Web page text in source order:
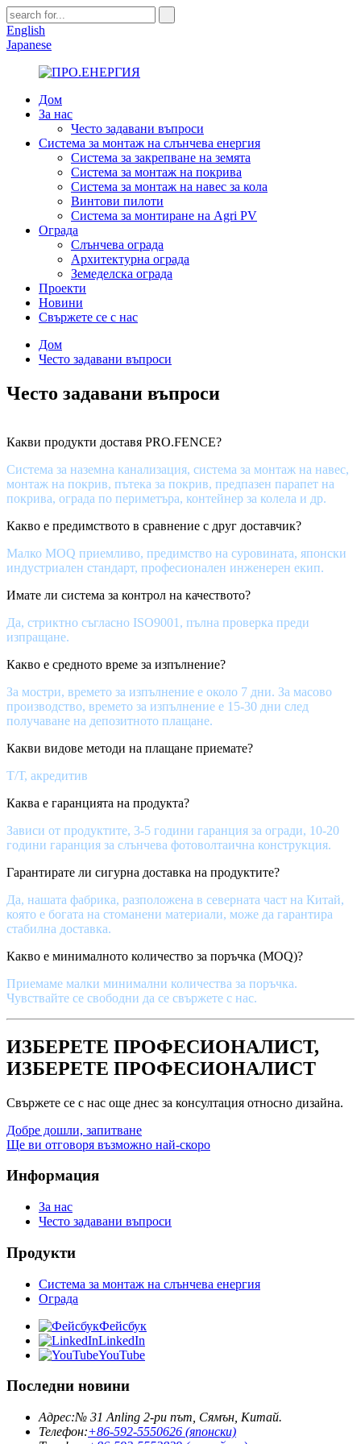
English
Japanese
Дом
За нас
Често задавани въпроси
Система за монтаж на слънчева енергия
Система за закрепване на земята
Система за монтаж на покрива
Система за монтаж на навес за кола
Винтови пилоти
Система за монтиране на Agri PV
Ограда
Слънчева ограда
Архитектурна ограда
Земеделска ограда
Проекти
Новини
Свържете се с нас
Дом
Често задавани въпроси
Често задавани въпроси
Какви продукти доставя PRO.FENCE?
Система за наземна канализация, система за монтаж на навес,
монтаж на покрив, пътека за покрив, предпазен парапет на
покрива, ограда по периметъра, контейнер за колела и др.
Какво е предимството в сравнение с друг доставчик?
Малко MOQ приемливо, предимство на суровината, японски
индустриален стандарт, професионален инженерен екип.
Имате ли система за контрол на качеството?
Да, стриктно съгласно ISO9001, пълна проверка преди
изпращане.
Какво е средното време за изпълнение?
За мостри, времето за изпълнение е около 7 дни. За масово
производство, времето за изпълнение е 15-30 дни след
получаване на депозитното плащане.
Какви видове методи на плащане приемате?
Т/Т, акредитив
Каква е гаранцията на продукта?
Зависи от продуктите, 3-5 години гаранция за огради, 10-20
години гаранция за слънчева фотоволтаична конструкция.
Гарантирате ли сигурна доставка на продуктите?
Да, нашата фабрика, разположена в северната част на Китай,
която е богата на стоманени материали, може да гарантира
стабилна доставка.
Какво е минималното количество за поръчка (MOQ)?
Приемаме малки минимални количества за поръчка.
Чувствайте се свободни да се свържете с нас.
ИЗБЕРЕТЕ ПРОФЕСИОНАЛИСТ,
ИЗБЕРЕТЕ ПРОФЕСИОНАЛИСТ
Свържете се с нас още днес за консултация относно дизайна.
Добре дошли, запитване
Ще ви отговоря възможно най-скоро
Информация
За нас
Често задавани въпроси
Продукти
Система за монтаж на слънчева енергия
Ограда
Фейсбук
LinkedIn
YouTube
Последни новини
Адрес:№ 31 Anling 2-ри път, Сямън, Китай.
Телефон:+86-592-5550626 (японски)